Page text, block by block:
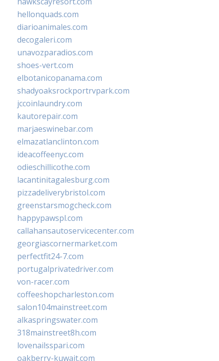
hellonquads.com
diarioanimales.com
decogaleri.com
unavozparadios.com
shoes-vert.com
elbotanicopanama.com
shadyoaksrockportrvpark.com
jccoinlaundry.com
kautorepair.com
marjaeswinebar.com
elmazatlanclinton.com
ideacoffeenyc.com
odieschillicothe.com
lacantinitagalesburg.com
pizzadeliverybristol.com
greenstarsmogcheck.com
happypawspl.com
callahansautoservicecenter.com
georgiascornermarket.com
perfectfit24-7.com
portugalprivatedriver.com
von-racer.com
coffeeshopcharleston.com
salon104mainstreet.com
alkaspringswater.com
318mainstreet8h.com
lovenailsspari.com
oakberry-kuwait.com